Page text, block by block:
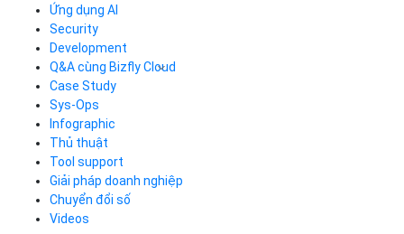
CDN
Load Balancer
Auto Scaling
Container Registry
Kubernetes
Cloud Database
Call Center
Business Email
Simple Storage
VOD
VPN
Traffic Manager
Cloud VPS
Ứng dụng AI
Security
Development
Q&A cùng Bizfly Cloud
Q&A về Bizfly Cloud Server
Thao tác kết nối tới server
Videos
Q&A về Bizfly Business Email
Videos
Case Study
Sys-Ops
Infographic
Thủ thuật
Tool support
Giải pháp doanh nghiệp
Chuyển đổi số
Videos